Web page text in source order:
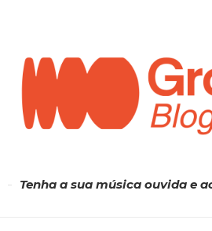
Tenha a sua música ouvida e